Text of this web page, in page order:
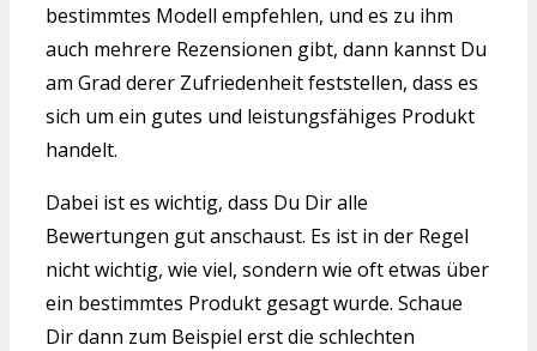
bestimmtes Modell empfehlen, und es zu ihm
auch mehrere Rezensionen gibt, dann kannst Du
am Grad derer Zufriedenheit feststellen, dass es
sich um ein gutes und leistungsfähiges Produkt
handelt.
Dabei ist es wichtig, dass Du Dir alle
Bewertungen gut anschaust. Es ist in der Regel
nicht wichtig, wie viel, sondern wie oft etwas über
ein bestimmtes Produkt gesagt wurde. Schaue
Dir dann zum Beispiel erst die schlechten